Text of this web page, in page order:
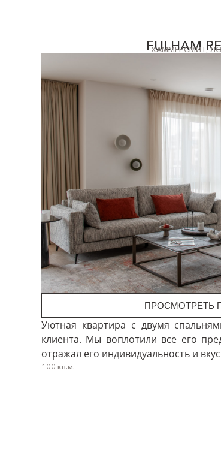
FULHAM
ХАММЕРСМИТ,
ПРОСМОТРЕТЬ
Уютная квартира с двумя
клиента. Мы воплотили все его
отражал его индивидуальность и
100 кв.м.